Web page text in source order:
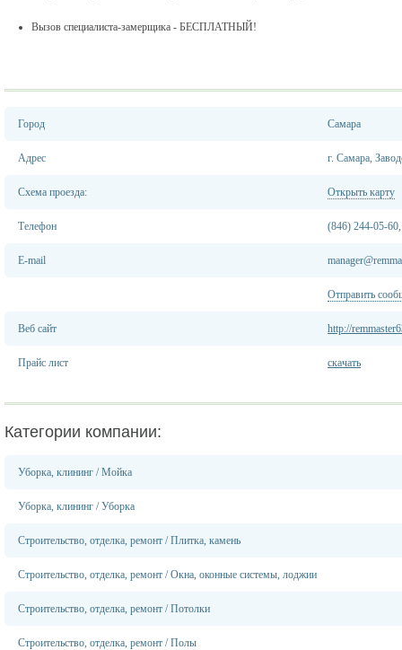
Вызов специалиста-замерщика - БЕСПЛАТНЫЙ!
Город Самара
Адрес г. Самара,
Схема проезда: Открыть карту
Телефон (846) 244-05-
E-mail
Отправить
Веб сайт http://
Прайс лист скачать
Категории компании:
Уборка, клининг /Мойка
Уборка, клининг /Уборка
Строительство, отделка, ремонт /Плитка, камень
Строительство, отделка, ремонт /Окна, оконные системы, лоджии
Строительство, отделка, ремонт /Потолки
Строительство, отделка, ремонт /Полы